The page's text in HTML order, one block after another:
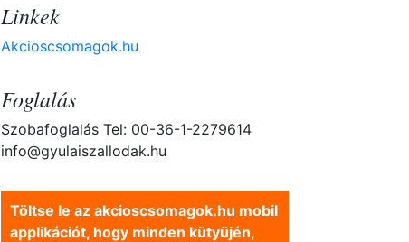
Linkek
Akcioscsomagok.hu
Foglalás
Szobafoglalás Tel: 00-36-1-2279614
info@gyulaiszallodak.hu
Töltse le az akcioscsomagok.hu mobil
applikációt, hogy minden kütyüjén,